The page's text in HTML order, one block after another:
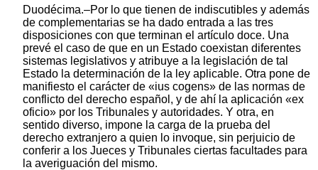
Duodécima.–Por lo que tienen de indiscutibles y además
de complementarias se ha dado entrada a las tres
disposiciones con que terminan el artículo doce. Una
prevé el caso de que en un Estado coexistan diferentes
sistemas legislativos y atribuye a la legislación de tal
Estado la determinación de la ley aplicable. Otra pone de
manifiesto el carácter de «ius cogens» de las normas de
conflicto del derecho español, y de ahí la aplicación «ex
oficio» por los Tribunales y autoridades. Y otra, en
sentido diverso, impone la carga de la prueba del
derecho extranjero a quien lo invoque, sin perjuicio de
conferir a los Jueces y Tribunales ciertas facultades para
la averiguación del mismo.